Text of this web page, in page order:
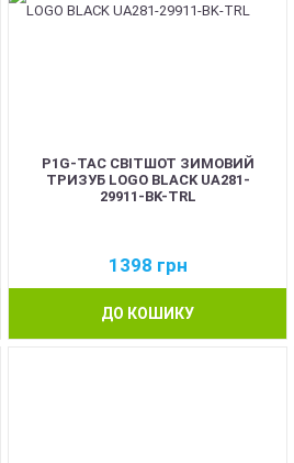
P1G-TAC СВІТШОТ ЗИМОВИЙ
ТРИЗУБ LOGO BLACK UA281-
29911-BK-TRL
1398 грн
ДО КОШИКУ